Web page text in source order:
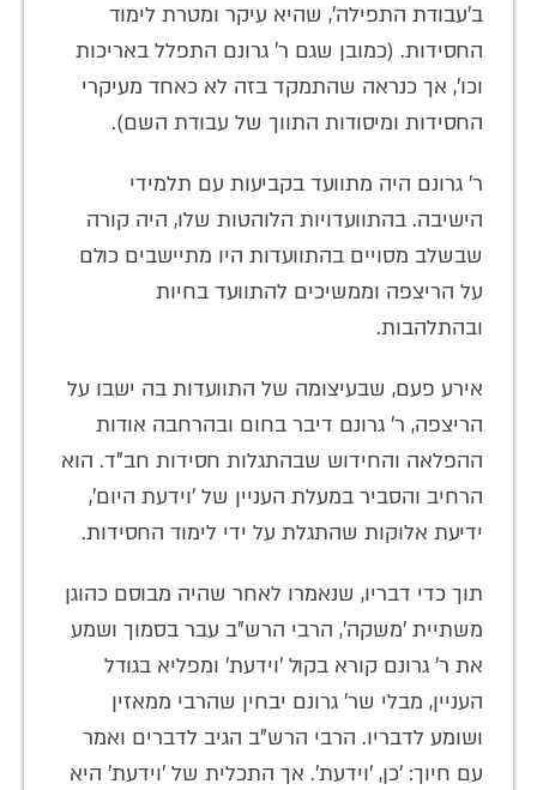
ב'עבודת התפילה', שהיא עיקר ומטרת לימוד
החסידות. (כמובן שגם ר' גרונם התפלל באריכות
וכו', אך כנראה שהתמקד בזה לא כאחד מעיקרי
החסידות ומיסודות התווך של עבודת השם).
ר' גרונם היה מתוועד בקביעות עם תלמידי
הישיבה. בהתוועדויות הלוהטות שלו, היה קורה
שבשלב מסויים בהתוועדות היו מתיישבים כולם
על הריצפה וממשיכים להתוועד בחיות
ובהתלהבות.
אירע פעם, שבעיצומה של התוועדות בה ישבו על
הריצפה, ר' גרונם דיבר בחום ובהרחבה אודות
ההפלאה והחידוש שבהתגלות חסידות חב"ד. הוא
הרחיב והסביר במעלת העניין של 'וידעת היום',
ידיעת אלוקות שהתגלת על ידי לימוד החסידות.
תוך כדי דבריו, שנאמרו לאחר שהיה מבוסם כהוגן
משתיית 'משקה', הרבי הרש"ב עבר בסמוך ושמע
את ר' גרונם קורא בקול 'וידעת' ומפליא בגודל
העניין, מבלי שר' גרונם יבחין שהרבי ממאזין
ושומע לדבריו. הרבי הרש"ב הגיב לדברים ואמר
עם חיוך: 'כן, 'וידעת'. אך התכלית של 'וידעת' היא